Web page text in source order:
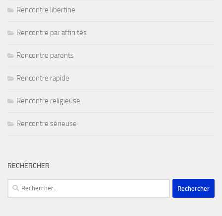
Rencontre libertine
Rencontre par affinités
Rencontre parents
Rencontre rapide
Rencontre religieuse
Rencontre sérieuse
RECHERCHER
Rechercher :